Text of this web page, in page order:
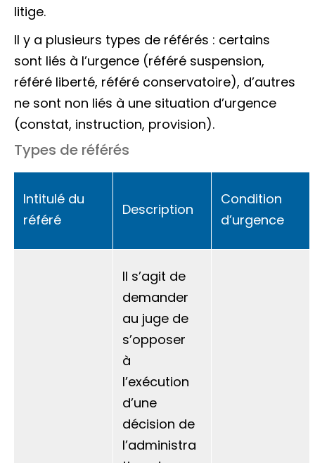
litige.
Il y a plusieurs types de référés : certains
sont liés à l’urgence (référé suspension,
référé liberté, référé conservatoire), d’autres
ne sont non liés à une situation d’urgence
(constat, instruction, provision).
Types de référés
Intitulé du
référé
Description
Condition
d’urgence
Il s’agit de
demander
au juge de
s’opposer
à
l’exécution
d’une
décision de
l’administra